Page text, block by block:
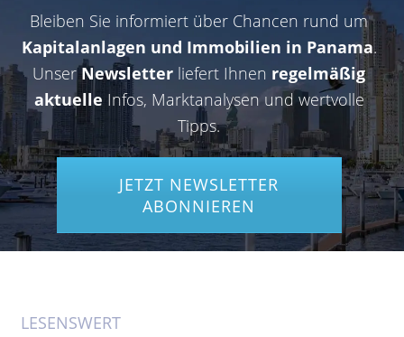
Bleiben Sie informiert über Chancen rund um
Kapitalanlagen und Immobilien in Panama.
UnserNewsletter liefert Ihnen regelmäßig
aktuelle Infos, Marktanalysen und wertvolle
Tipps.
JETZT NEWSLETTER
ABONNIEREN
LESENSWERT